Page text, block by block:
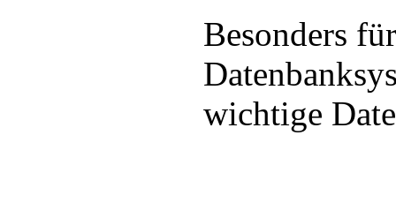
Besonders
wichtige